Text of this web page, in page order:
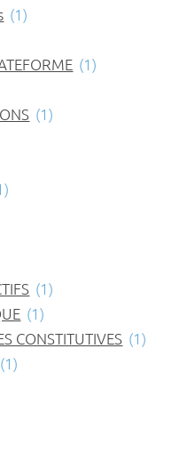
(1)
(1)
(1)
(1)
(1)
CONSTITUTIVES (1)
(1)